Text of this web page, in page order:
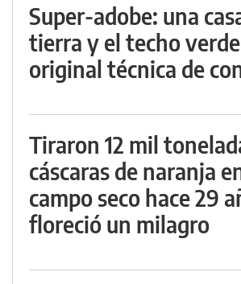
Super-adobe: una
tierra y el techo
original técnica de
Tiraron 12 mil
cáscaras de naranja
campo seco hace 29
floreció un milagro